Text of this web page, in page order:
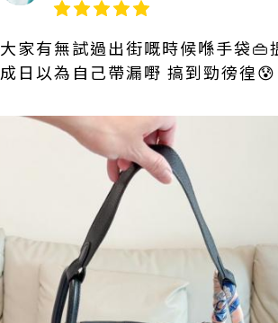
大家有無試過出街嘅時候喺手袋
成日以為自己帶漏嘢 搞到勁徬徨😰